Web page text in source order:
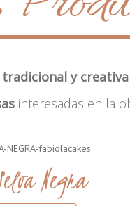
y
interesadas en la
Negra